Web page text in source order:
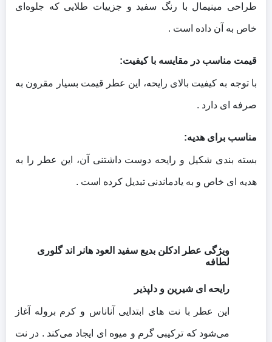
طراحی مینیمال با رنگ سفید و جزییات طلایی که جلوه‌ای
خاص به آن داده است .
قیمت مناسب در مقایسه با کیفیت:
با توجه به کیفیت بالای رایحه، این عطر قیمت بسیار مقرون‌ به‌
صرفه‌ ای دارد .
مناسب برای هدیه:
بسته‌ بندی شکیل و رایحه دوست‌ داشتنی آن، این عطر را به
هدیه‌ ای خاص و به یادماندنی تبدیل کرده است .
ویژگی عطر ادکلن بدیع سفید العود هانر اند گلوری
لطافه
رایحه‌ ای شیرین و دلپذیر
این عطر با نت‌ های ابتدایی آناناس و کرم بروله آغاز
می‌شود که ترکیبی گرم و میوه‌ ای ایجاد می‌کند . در نت